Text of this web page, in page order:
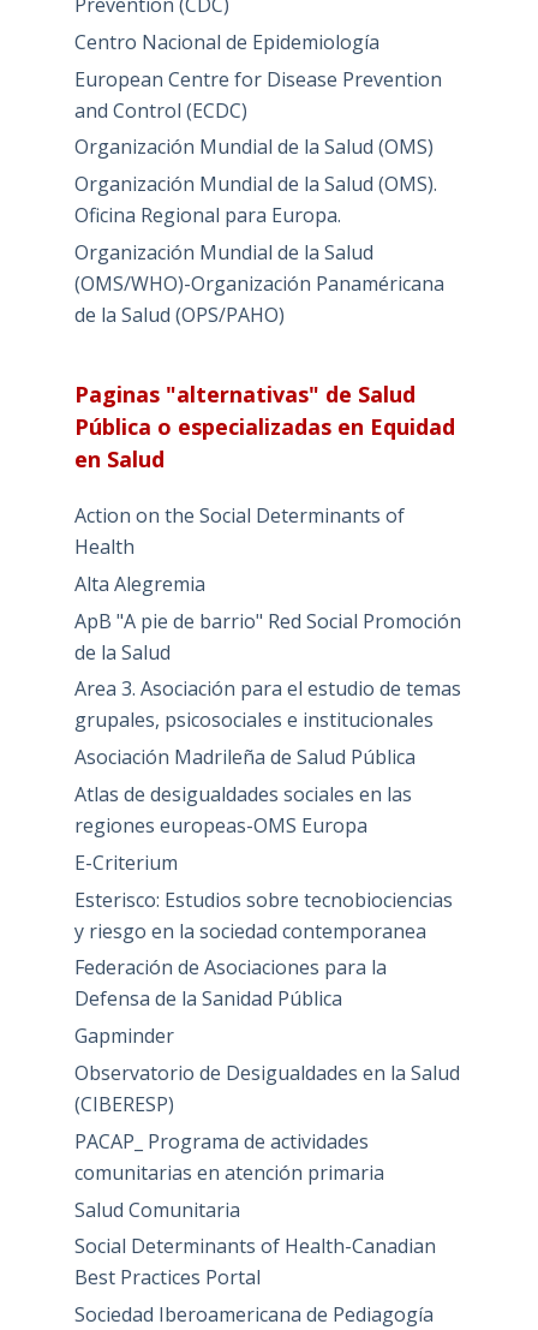
Centro Nacional de Epidemiología
European Centre for Disease Prevention
and Control (ECDC)
Organización Mundial de la Salud (OMS)
Organización Mundial de la Salud (OMS).
Oficina Regional para Europa.
Organización Mundial de la Salud
(OMS/WHO)-Organización Panaméricana
de la Salud (OPS/PAHO)
Paginas "alternativas" de Salud
Pública o especializadas en Equidad
en Salud
Action on the Social Determinants of
Health
Alta Alegremia
ApB "A pie de barrio" Red Social Promoción
de la Salud
Area 3. Asociación para el estudio de temas
grupales, psicosociales e institucionales
Asociación Madrileña de Salud Pública
Atlas de desigualdades sociales en las
regiones europeas-OMS Europa
E-Criterium
Esterisco: Estudios sobre tecnobiociencias
y riesgo en la sociedad contemporanea
Federación de Asociaciones para la
Defensa de la Sanidad Pública
Gapminder
Observatorio de Desigualdades en la Salud
(CIBERESP)
PACAP_ Programa de actividades
comunitarias en atención primaria
Salud Comunitaria
Social Determinants of Health-Canadian
Best Practices Portal
Sociedad Iberoamericana de Pediagogía